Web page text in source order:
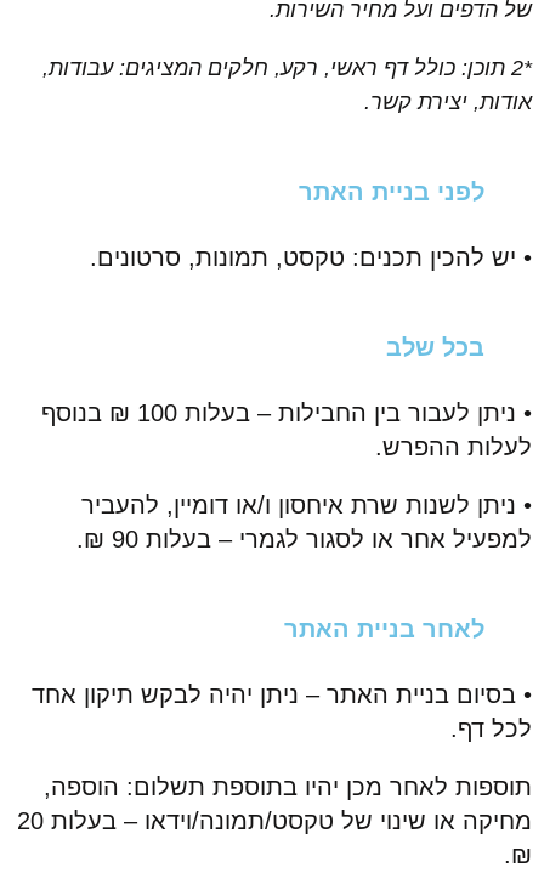
של הדפים ועל מחיר השירות.
*2 תוכן: כולל דף ראשי, רקע, חלקים המציגים: עבודות,
אודות, יצירת קשר.
לפני בניית האתר
• יש להכין תכנים: טקסט, תמונות, סרטונים.
בכל שלב
• ניתן לעבור בין החבילות – בעלות 100 ₪ בנוסף
לעלות ההפרש.
• ניתן לשנות שרת איחסון ו/או דומיין, להעביר
למפעיל אחר או לסגור לגמרי – בעלות 90 ₪.
לאחר בניית האתר
• בסיום בניית האתר – ניתן יהיה לבקש תיקון אחד
לכל דף.
תוספות לאחר מכן יהיו בתוספת תשלום: הוספה,
מחיקה או שינוי של טקסט/תמונה/וידאו – בעלות 20
₪.